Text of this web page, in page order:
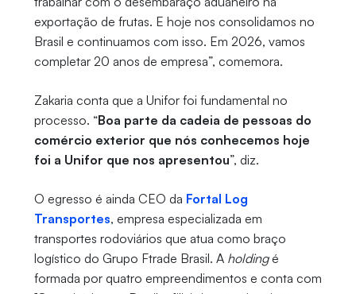
exportação de frutas. E hoje nos consolidamos no
Brasil e continuamos com isso. Em 2026, vamos
completar 20 anos de empresa”, comemora.
Zakaria conta que a Unifor foi fundamental no
processo. “Boa parte da cadeia de pessoas do
comércio exterior que nós conhecemos hoje
foi a Unifor que nos apresentou”, diz.
O egresso é ainda CEO da Fortal Log
Transportes, empresa especializada em
transportes rodoviários que atua como braço
logístico do Grupo Ftrade Brasil. A holdingé
formada por quatro empreendimentos e conta com